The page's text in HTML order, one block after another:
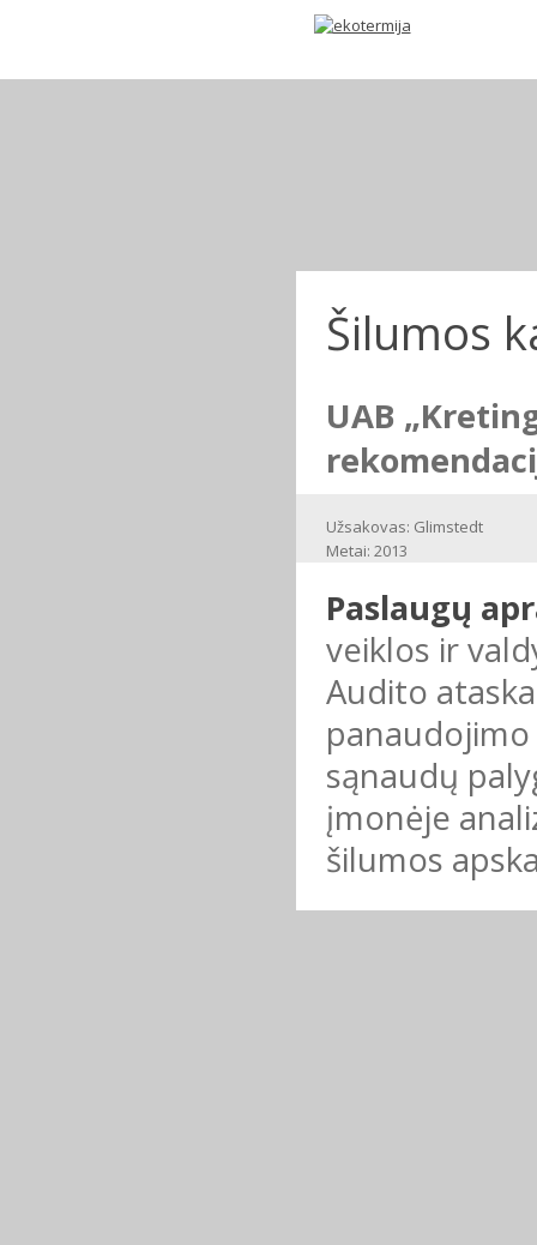
Šilumos
UAB
Užsakovas: Glimstedt
Metai: 2013
Paslaugų
veiklos ir
Audito
sąnaudų
įmonėje
šilumos